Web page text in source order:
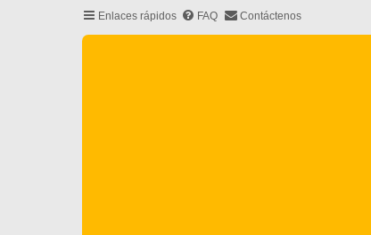
Enlaces rápidos FAQ Contáctenos